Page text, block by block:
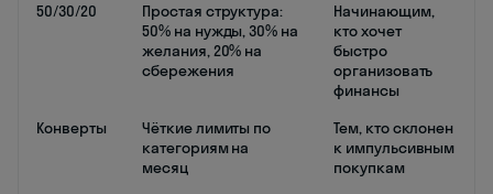
50/30/20
Простая структура:
50% на нужды, 30% на
желания, 20% на
сбережения
Начинающим,
кто хочет
быстро
организовать
финансы
Конверты
Чёткие лимиты по
категориям на
месяц
Тем, кто склонен
к импульсивным
покупкам